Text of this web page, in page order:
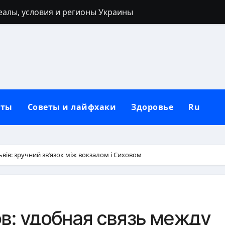
условия и регионы Украины
полный гайд от нуля до сильных рук
взгляд на природу зла в человеке
от негатива: полный практический гайд
механизм психики и тела
лица, региональные различия и этническая
Советы и лайфхаки Здоровье Ru
зручний зв’язок між вокзалом і Сиховом
удобная связь между